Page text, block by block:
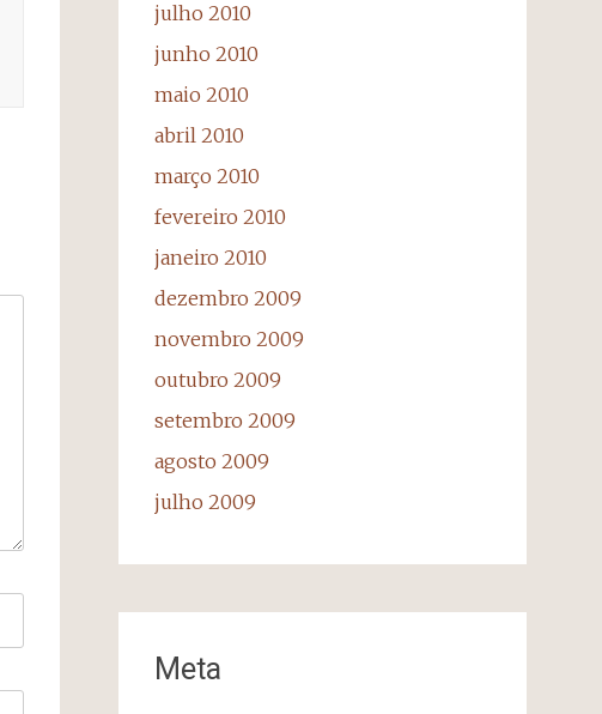
julho 2010
junho 2010
maio 2010
abril 2010
março 2010
fevereiro 2010
janeiro 2010
dezembro 2009
novembro 2009
outubro 2009
setembro 2009
agosto 2009
julho 2009
Meta